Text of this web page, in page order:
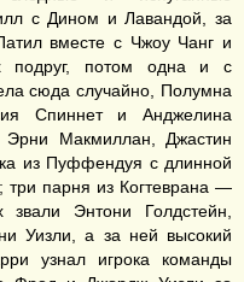
с Дином и Лавандой, за
вместе с Чжоу Чанг и
подруг, потом одна и с
сюда случайно, Полумна
Спиннет и Анджелина
Макмиллан, Джастин
из Пуффендуя с длинной
парня из Когтеврана —
звали Энтони Голдстейн,
Уизли, а за ней высокий
узнал игрока команды